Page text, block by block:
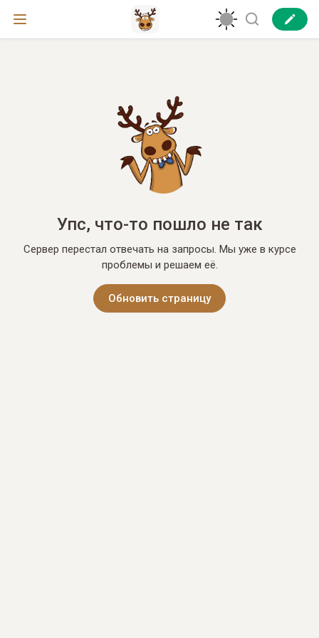
Упс, что-то пошло не так
Сервер перестал отвечать на запросы. Мы уже в курсе
проблемы и решаем её.
Обновить страницу